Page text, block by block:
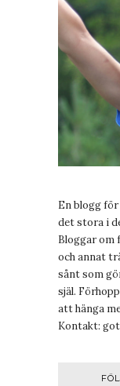
En blogg
det stora i
Bloggar om
och annat
sånt som
själ.
att hänga
Kontakt: